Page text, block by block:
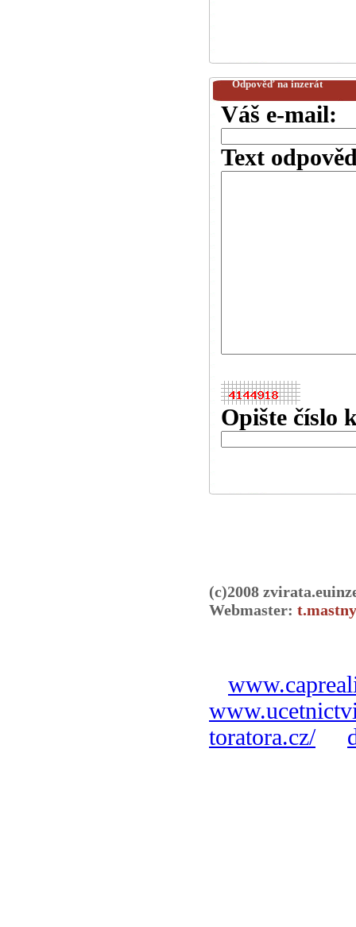
Odpověď na inzerát
Váš e-mail:
Text
Opište číslo
(c)2008
Webmaster:
toratora.cz/